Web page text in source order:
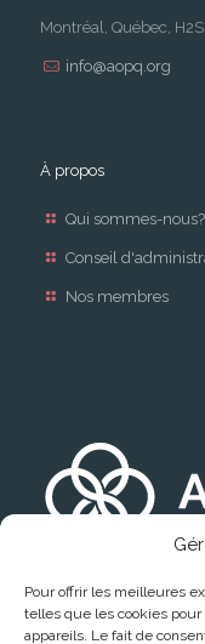
Pour offrir les meilleures
telles que les cookies
appareils. Le fait de
Montréal, Québec,
info@aopq.org
À propos
Qui sommes-nous?
Conseil
Nos membres